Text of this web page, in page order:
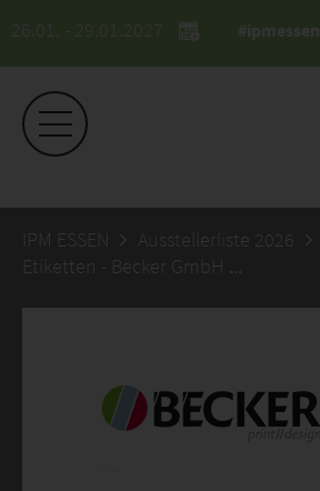
26.01. - 29.01.2027 #ipmessen
IPM ESSEN
Ausstellerliste 2026
Etiketten - Becker GmbH & Co. KG